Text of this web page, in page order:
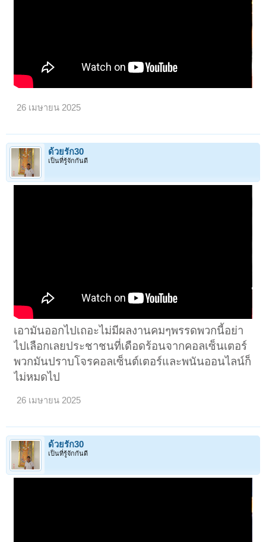
26 เมษายน 2025
ด้วยรัก30
เป็นที่รู้จักกันดี
เอามันออกไปเถอะไม่มีผลงานคมๆพรรดพวกนี้อย่า
ไปเลือกเลยประชาชนที่เดือดร้อนจากคอลเซ็นเตอร์
พวกมันปราบโจรคอลเซ็นต์เตอร์และพนันออนไลน์ก็
ไม่หมดไป
26 เมษายน 2025
ด้วยรัก30
เป็นที่รู้จักกันดี